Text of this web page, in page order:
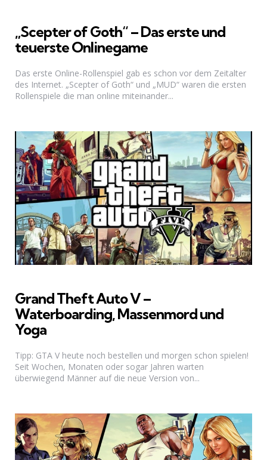
„Scepter of Goth“ – Das erste und
teuerste Onlinegame
Das erste Online-Rollenspiel gab es schon vor dem Zeitalter
des Internet. „Scepter of Goth“ und „MUD“ waren die ersten
Rollenspiele die man online miteinander...
Grand Theft Auto V –
Waterboarding, Massenmord und
Yoga
Tipp: GTA V heute noch bestellen und morgen schon spielen!
Seit Wochen, Monaten oder sogar Jahren warten
überwiegend Männer auf die neue Version von...